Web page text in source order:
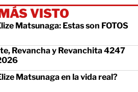
VISTO
Matsunaga: Estas son FOTOS
Revancha y Revanchita 4247
Matsunaga en la vida real?